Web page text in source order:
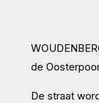
de
De straat